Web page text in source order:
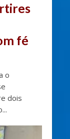
fé
o
dois